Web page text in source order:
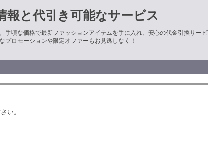
報と代引き可能なサービス
手頃な価格で最新ファッションアイテムを手に入れ、安心の代金引換サービ
プロモーションや限定オファーもお見逃しなく！
い。